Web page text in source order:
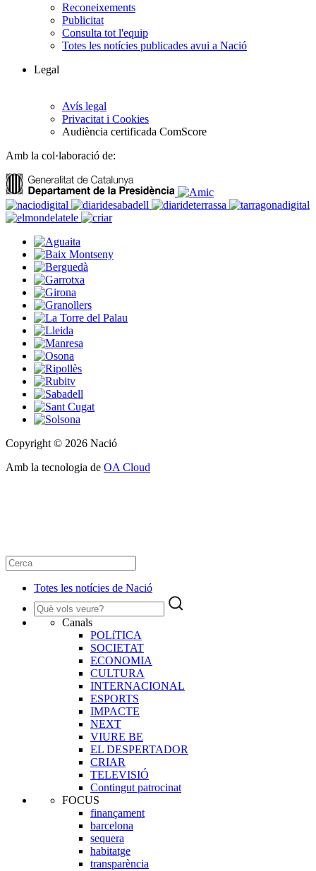
Reconeixements
Publicitat
Consulta tot l'equip
Totes les notícies publicades avui a Nació
Legal
Avís legal
Privacitat i Cookies
Audiència certificada ComScore
Amb la col·laboració de:
Copyright © 2026 Nació
Amb la tecnologia de OA Cloud
Totes les notícies de Nació
Canals
POLíTICA
SOCIETAT
ECONOMIA
CULTURA
INTERNACIONAL
ESPORTS
IMPACTE
NEXT
VIURE BE
EL DESPERTADOR
CRIAR
TELEVISIÓ
Contingut patrocinat
FOCUS
finançament
barcelona
sequera
habitatge
transparència